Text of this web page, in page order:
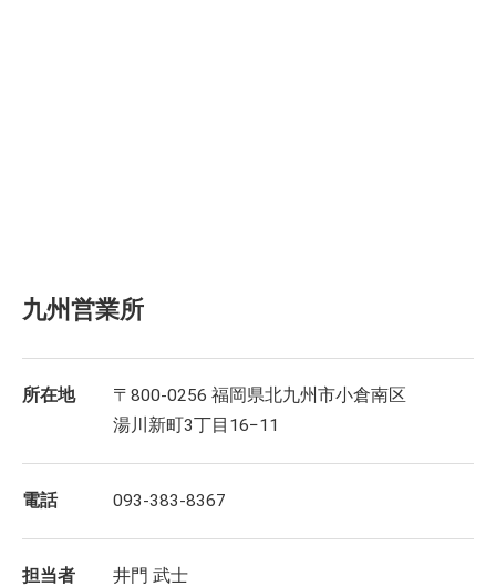
九州営業所
所在地
〒800-0256 福岡県北九州市小倉南区
湯川新町3丁目16−11
電話 093-383-8367
担当者 井門 武士